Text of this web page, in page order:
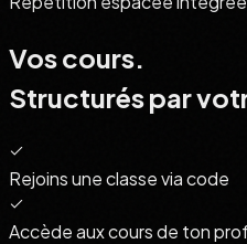
Vos cours.
Structurés par
Rejoins une classe via code
Accède aux cours de ton